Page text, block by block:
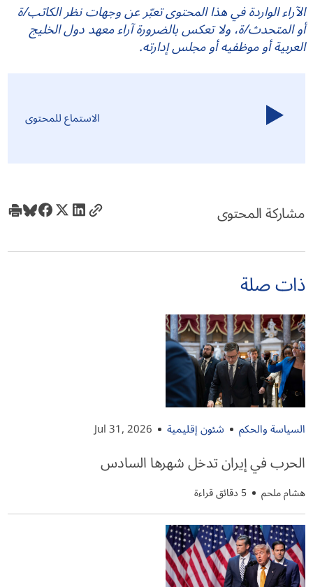
الآراء الواردة في هذا المحتوى تعبّر عن وجهات نظر الكاتب/ة
أو المتحدث/ة، ولا تعكس بالضرورة آراء معهد دول الخليج
العربية أو موظفيه أو مجلس إدارته.
الاستماع للمحتوى
مشاركة المحتوى
ذات صلة
السياسة والحكم شئون إقليمية Jul 31, 2026
الحرب في إيران تدخل شهرها السادس
هشام ملحم 5 دقائق قراءة